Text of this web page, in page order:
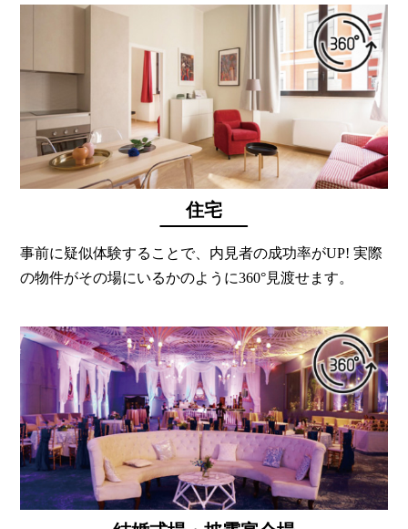
住宅
事前に疑似体験することで、内見者の成功率がUP! 実際
の物件がその場にいるかのように360°見渡せます。